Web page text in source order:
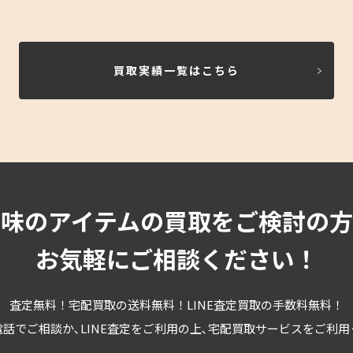
買取実績一覧はこちら
のアイテムの買取をご検討の
お気軽にご相談ください！
査定無料！宅配買取の送料無料！LINE査定買取の手数料無料！
話でご相談か､LINE査定をご利用の上､宅配買取サービスをご利用